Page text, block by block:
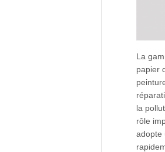
La
papier
la
rôle
adopte